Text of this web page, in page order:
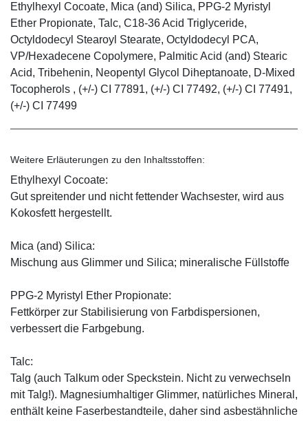
Ethylhexyl Cocoate, Mica (and) Silica, PPG-2 Myristyl
Ether Propionate, Talc, C18-36 Acid Triglyceride,
Octyldodecyl Stearoyl Stearate, Octyldodecyl PCA,
VP/Hexadecene Copolymere, Palmitic Acid (and) Stearic
Acid, Tribehenin, Neopentyl Glycol Diheptanoate, D-Mixed
Tocopherols , (+/-) CI 77891, (+/-) CI 77492, (+/-) CI 77491,
(+/-) CI 77499
Weitere Erläuterungen zu den Inhaltsstoffen:
Ethylhexyl Cocoate:
Gut spreitender und nicht fettender Wachsester, wird aus
Kokosfett hergestellt.
Mica (and) Silica:
Mischung aus Glimmer und Silica; mineralische Füllstoffe
PPG-2 Myristyl Ether Propionate:
Fettkörper zur Stabilisierung von Farbdispersionen,
verbessert die Farbgebung.
Talc:
Talg (auch Talkum oder Speckstein. Nicht zu verwechseln
mit Talg!). Magnesiumhaltiger Glimmer, natürliches Mineral,
enthält keine Faserbestandteile, daher sind asbestähnliche